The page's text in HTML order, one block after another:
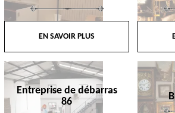
EN SAVOIR PLUS
Entreprise de débarras
86